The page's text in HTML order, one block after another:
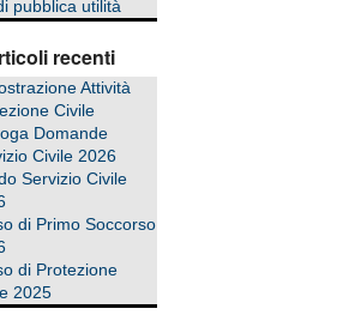
pubblica utilità
recenti
Attività
Civile
Domande
Civile 2026
Servizio Civile
di Primo Soccorso
di Protezione
2025